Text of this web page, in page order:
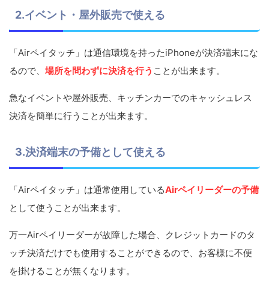
2.イベント・屋外販売で使える
「Airペイタッチ」は通信環境を持ったiPhoneが決済端末にな
るので、場所を問わずに決済を行う ことが出来ます。
急なイベントや屋外販売、キッチンカーでのキャッシュレス
決済を簡単に行うことが出来ます。
3.決済端末の予備として使える
「Airペイタッチ」は通常使用しているAirペイリーダーの予備
として使うことが出来ます。
万一Airペイリーダーが故障した場合、クレジットカードのタ
ッチ決済だけでも使用することができるので、お客様に不便
を掛けることが無くなります。